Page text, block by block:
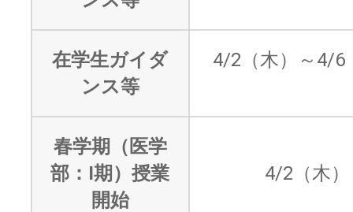
在学生ガイダ
ンス等
4/2（木）～4/6
春学期（医学
部：Ⅰ期）授業
開始
4/2（木）